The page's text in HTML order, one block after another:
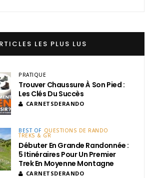
LES PLUS LUS
PRATIQUE
Trouver Chaussure À Son Pied :
Les Clés Du Succès
CARNETSDERANDO
BEST OF QUESTIONS DE RANDO
TREKS & GR
Débuter En Grande Randonnée :
5 Itinéraires Pour Un Premier
Trek En Moyenne Montagne
CARNETSDERANDO